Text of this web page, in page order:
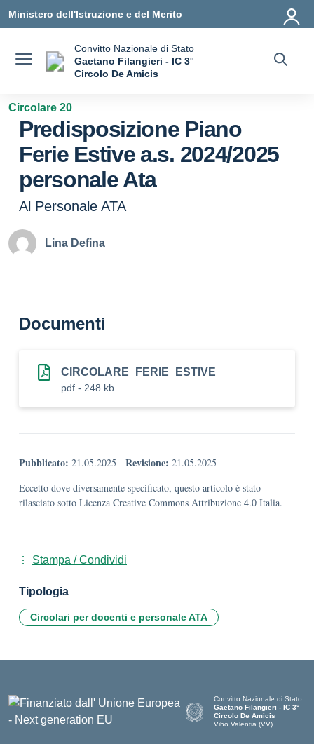
Ministero dell'Istruzione e del Merito
Convitto Nazionale di Stato
Gaetano Filangieri - IC 3°
Circolo De Amicis
Circolare 20
Predisposizione Piano
Ferie Estive a.s. 2024/2025
personale Ata
Al Personale ATA
Lina Defina
Documenti
CIRCOLARE_FERIE_ESTIVE
pdf - 248 kb
Pubblicato: 21.05.2025 - Revisione: 21.05.2025
Eccetto dove diversamente specificato, questo articolo è stato
rilasciato sotto Licenza Creative Commons Attribuzione 4.0 Italia.
Stampa / Condividi
Tipologia
Circolari per docenti e personale ATA
Convitto Nazionale di Stato
Gaetano Filangieri - IC 3°
Circolo De Amicis
Vibo Valentia (VV)